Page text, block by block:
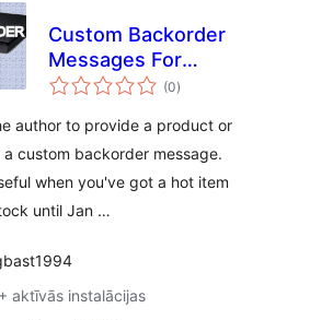
Custom Backorder
Messages For
Woocommerce
(0vērtējumu
kopsumma
)
author to provide a product or
a custom backorder message.
when you've got a hot item
until Jan …
aktīvās instalācijas